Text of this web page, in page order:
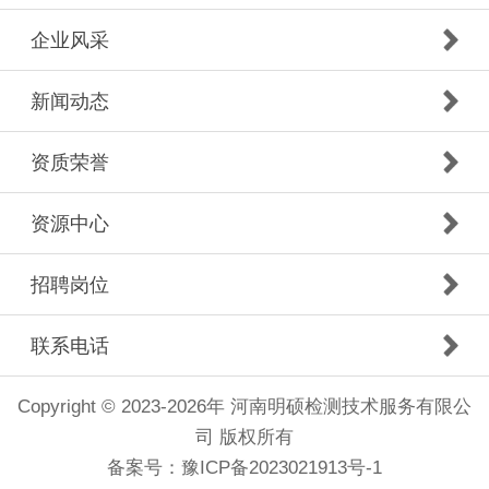
企业风采
新闻动态
资质荣誉
资源中心
招聘岗位
联系电话
Copyright © 2023-2026年 河南明硕检测技术服务有限公
司 版权所有
备案号： 豫ICP备2023021913号-1